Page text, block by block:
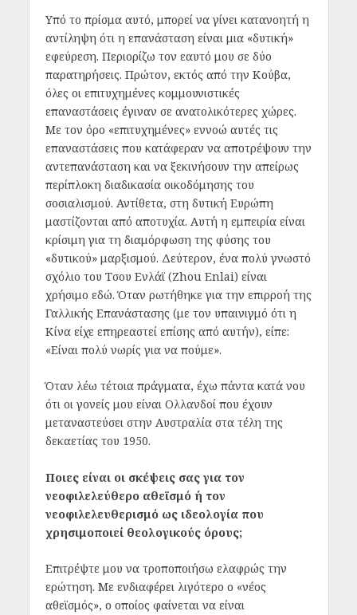
Υπό το πρίσμα αυτό, μπορεί να γίνει κατανοητή η
αντίληψη ότι η επανάσταση είναι μια «δυτική»
εφεύρεση. Περιορίζω τον εαυτό μου σε δύο
παρατηρήσεις. Πρώτον, εκτός από την Κούβα,
όλες οι επιτυχημένες κομμουνιστικές
επαναστάσεις έγιναν σε ανατολικότερες χώρες.
Με τον όρο «επιτυχημένες» εννοώ αυτές τις
επαναστάσεις που κατάφεραν να αποτρέψουν την
αντεπανάσταση και να ξεκινήσουν την απείρως
περίπλοκη διαδικασία οικοδόμησης του
σοσιαλισμού. Αντίθετα, στη δυτική Ευρώπη
μαστίζονται από αποτυχία. Αυτή η εμπειρία είναι
κρίσιμη για τη διαμόρφωση της φύσης του
«δυτικού» μαρξισμού. Δεύτερον, ένα πολύ γνωστό
σχόλιο του Τσου Ενλάϊ (Zhou Enlai) είναι
χρήσιμο εδώ. Όταν ρωτήθηκε για την επιρροή της
Γαλλικής Επανάστασης (με τον υπαινιγμό ότι η
Κίνα είχε επηρεαστεί επίσης από αυτήν), είπε:
«Είναι πολύ νωρίς για να πούμε».
Όταν λέω τέτοια πράγματα, έχω πάντα κατά νου
ότι οι γονείς μου είναι Ολλανδοί που έχουν
μεταναστεύσει στην Αυστραλία στα τέλη της
δεκαετίας του 1950.
Ποιες είναι οι σκέψεις σας για τον
νεοφιλελεύθερο αθεϊσμό ή τον
νεοφιλελευθερισμό ως ιδεολογία που
χρησιμοποιεί θεολογικούς όρους;
Επιτρέψτε μου να τροποποιήσω ελαφρώς την
ερώτηση. Με ενδιαφέρει λιγότερο ο «νέος
αθεϊσμός», ο οποίος φαίνεται να είναι